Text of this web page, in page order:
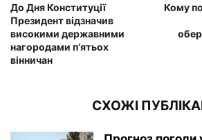
До Дня Конституції
Президент відзначив
високими державними
нагородами п’ятьох
вінничан
Кому
СХОЖІ